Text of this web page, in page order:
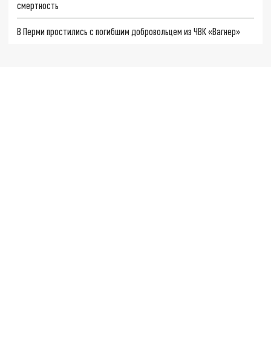
смертность
В Перми простились с погибшим добровольцем из ЧВК «Вагнер»